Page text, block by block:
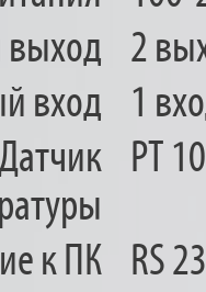
выход
2
вход
1
PT
к ПК
RS